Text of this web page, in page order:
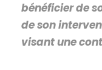
bénéficier de
de son
visant une